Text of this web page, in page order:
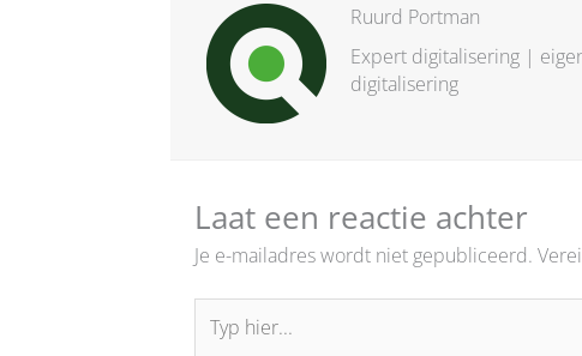
Ruurd Portman
Expert digitalisering |
digitalisering
Laat een reactie achter
Je e-mailadres wordt niet gepubliceerd.
hier...